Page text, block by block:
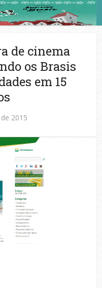
de cinema
os Brasis
em 15
2015